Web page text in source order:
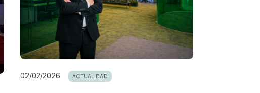
02/02/2026 ACTUALIDAD